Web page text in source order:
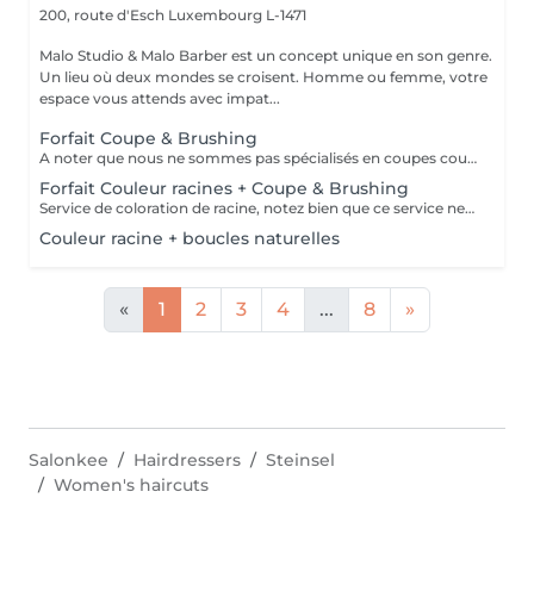
200, route d'Esch Luxembourg L-1471
Malo Studio & Malo Barber est un concept unique en son genre.
Un lieu où deux mondes se croisent. Homme ou femme, votre
espace vous attends avec impat...
Forfait Coupe & Brushing
A noter que nous ne sommes pas spécialisés en coupes courtes.
Forfait Couleur racines + Coupe & Brushing
Service de coloration de racine, notez bien que ce service ne permet pas d‘effectuer d’importants éclaircissements tel qu‘un balayage ou des mèches.
Couleur racine + boucles naturelles
« 1 2 3 4 ... 8 »
Salonkee Hairdressers
Steinsel
Women's haircuts